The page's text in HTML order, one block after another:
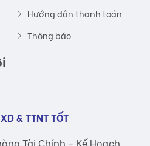
Hướng dẫn thanh toán
Thông báo
& TTNT TỐT
Tài Chính - Kế Hoạch